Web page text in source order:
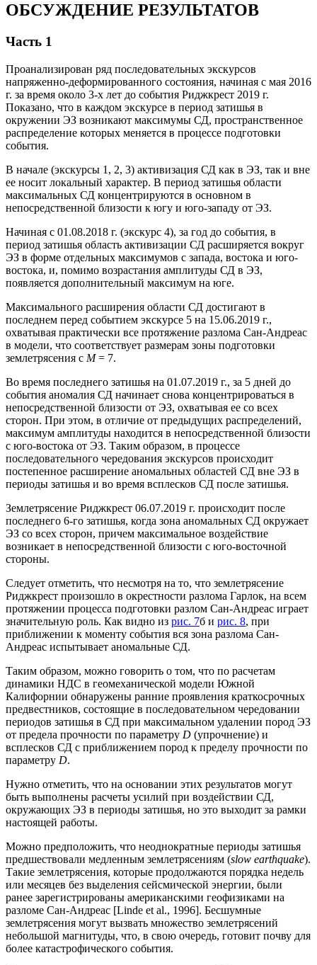
ОБСУЖДЕНИЕ РЕЗУЛЬТАТОВ
Часть 1
Проанализирован ряд последовательных экскурсов
напряженно-деформированного состояния, начиная с мая 2016
г. за время около 3-х лет до события Риджкрест 2019 г.
Показано, что в каждом экскурсе в период затишья в
окружении ЭЗ возникают максимумы СД, пространственное
распределение которых меняется в процессе подготовки
события.
В начале (экскурсы 1, 2, 3) активизация СД как в ЭЗ, так и вне
ее носит локальный характер. В период затишья области
максимальных СД концентрируются в основном в
непосредственной близости к югу и юго-западу от ЭЗ.
Начиная с 01.08.2018 г. (экскурс 4), за год до события, в
период затишья область активизации СД расширяется вокруг
ЭЗ в форме отдельных максимумов с запада, востока и юго-
востока, и, помимо возрастания амплитуды СД в ЭЗ,
появляется дополнительный максимум на юге.
Максимального расширения области СД достигают в
последнем перед событием экскурсе 5 на 15.06.2019 г.,
охватывая практически все протяжение разлома Сан-Андреас
в модели, что соответствует размерам зоны подготовки
землетрясения с М= 7.
Во время последнего затишья на 01.07.2019 г., за 5 дней до
события аномалия СД начинает снова концентрироваться в
непосредственной близости от ЭЗ, охватывая ее со всех
сторон. При этом, в отличие от предыдущих распределений,
максимум амплитуды находится в непосредственной близости
с юго-востока от ЭЗ. Таким образом, в процессе
последовательного чередования экскурсов происходит
постепенное расширение аномальных областей СД вне ЭЗ в
периоды затишья и во время всплесков СД после затишья.
Землетрясение Риджкрест 06.07.2019 г. происходит после
последнего 6-го затишья, когда зона аномальных СД окружает
ЭЗ со всех сторон, причем максимальное воздействие
возникает в непосредственной близости с юго-восточной
стороны.
Следует отметить, что несмотря на то, что землетрясение
Риджкрест произошло в окрестности разлома Гарлок, на всем
протяжении процесса подготовки разлом Сан-Андреас играет
значительную роль. Как видно из рис. 7б и рис. 8, при
приближении к моменту события вся зона разлома Сан-
Андреас испытывает аномальные СД.
Таким образом, можно говорить о том, что по расчетам
динамики НДС в геомеханической модели Южной
Калифорнии обнаружены ранние проявления краткосрочных
предвестников, состоящие в последовательном чередовании
периодов затишья в СД при максимальном удалении пород ЭЗ
от предела прочности по параметру D (упрочнение) и
всплесков СД с приближением пород к пределу прочности по
параметру D.
Нужно отметить, что на основании этих результатов могут
быть выполнены расчеты усилий при воздействии СД,
окружающих ЭЗ в периоды затишья, но это выходит за рамки
настоящей работы.
Можно предположить, что неоднократные периоды затишья
предшествовали медленным землетрясениям (slow earthquake).
Такие землетрясения, которые продолжаются порядка недель
или месяцев без выделения сейсмической энергии, были
ранее зарегистрированы американскими геофизиками на
разломе Сан-Андреас [Linde et al., 1996]. Бесшумные
землетрясения могут вызвать множество землетрясений
небольшой магнитуды, что, в свою очередь, готовит почву для
более катастрофического события.